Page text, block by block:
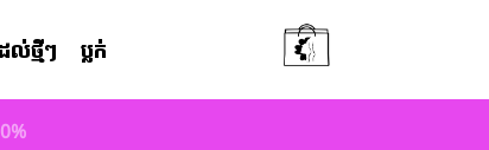
ល់ថ្មីៗ ប្លក់